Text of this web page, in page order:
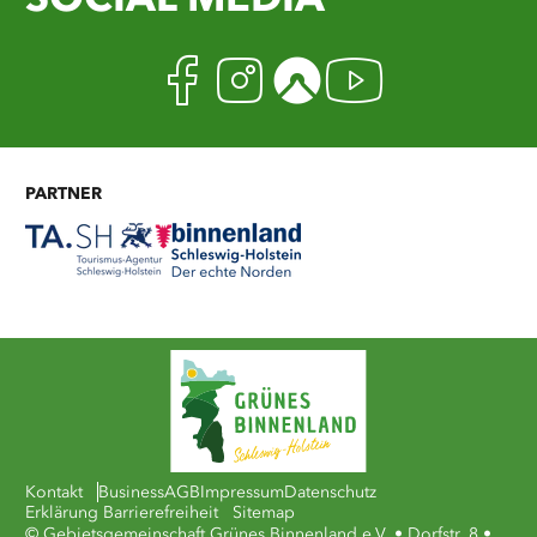
Facebook
Instagram
Komoot
PARTNER
Kontakt BusinessAGB ImpressumDatenschutz
Erklärung Barrierefreiheit
Sitemap